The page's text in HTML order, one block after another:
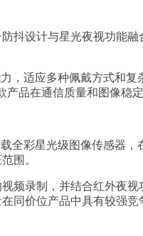
防抖设计与星光夜视功能
，适应多种佩戴方式和
品在通信质量和图像稳
全彩星光级图像传感器
围。
频录制，并结合红外夜
同价位产品中具有较强竞